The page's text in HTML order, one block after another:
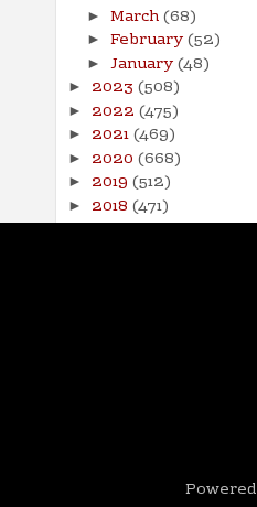
► March(68)
► February(52)
► January(48)
► 2023 (508)
► 2022 (475)
► 2021(469)
► 2020 (668)
► 2019 (512)
► 2018 (471)
►2017(141)